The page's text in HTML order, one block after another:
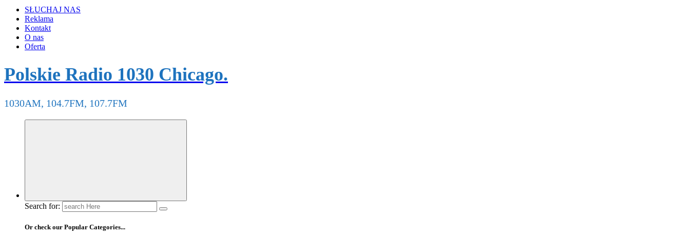
SŁUCHAJ NAS
Reklama
Kontakt
O nas
Oferta
Polskie Radio 1030 Chicago.
1030AM, 104.7FM, 107.7FM
Search for:
Or check our Popular Categories...